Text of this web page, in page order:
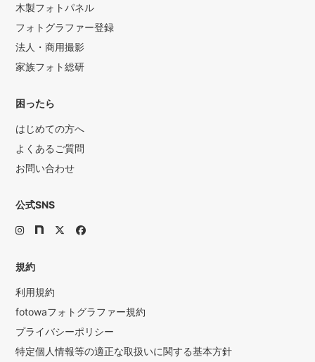
木製フォトパネル
フォトグラファー登録
法人・商用撮影
家族フォト総研
困ったら
はじめての方へ
よくあるご質問
お問い合わせ
公式SNS
規約
利用規約
fotowaフォトグラファー規約
プライバシーポリシー
特定個人情報等の適正な取扱いに関する基本方針